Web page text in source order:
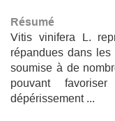
Résumé
Vitis vinifera L.
répandues dans
soumise à de
pouvant
dépérissement ...